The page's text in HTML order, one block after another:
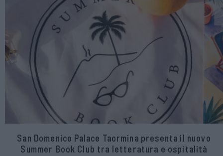
San Domenico Palace Taormina presenta il nuovo
Summer Book Club tra letteratura e ospitalità